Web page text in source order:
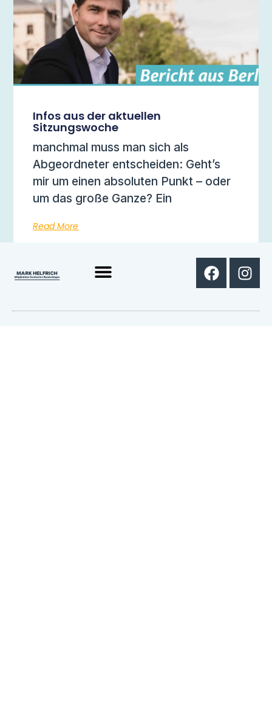
Infos aus der aktuellen
Sitzungswoche
manchmal muss man sich als
Abgeordneter entscheiden: Geht’s
mir um einen absoluten Punkt – oder
um das große Ganze? Ein
Read More